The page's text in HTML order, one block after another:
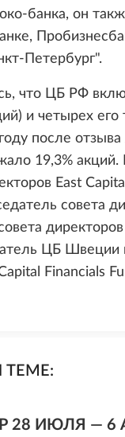
банка, он
Петербург".
что ЦБ РФ
и четырех
после
19,3%
East
совета
ЦБ Швеции
Financials
ТЕМЕ:
28 ИЮЛЯ — 6